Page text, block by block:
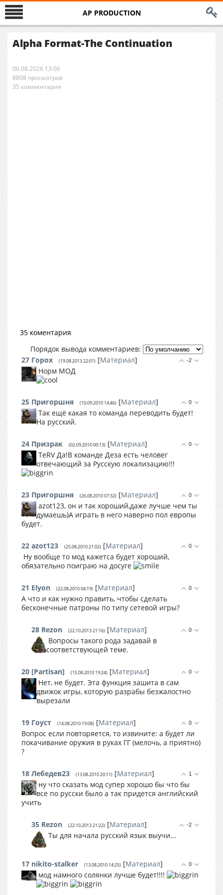
AP PRODUCTION
Alpha Format-The Continuation
06.08.2026 13:06
8808 просмотров
35 комментария
35 коментария
Порядок вывода комментариев:
-2
27 Горох (19.08.2013 22:01) [Материал]
Норм МОД
0
25 Пригоршня (10.09.2010 14:46) [Материал]
Так ещё какая то команда переводить будет!
На русский.
0
24 Призрак (02.09.2010 00:13) [Материал]
TeRV Да!В команде Деза есть человег
отвечающий за Русскую локализацию!!!
0
23 Пригоршня (26.08.2010 07:32) [Материал]
azot123, он и так хороший,даже лучше чем ты
думаешь)А играть в него наверно пол европы
будет.
0
22 azot123 (25.08.2010 21:02) [Материал]
Ну вообще то мод кажетса будет хороший,
обязательно поиграю на досуге
0
21 Elyon (22.08.2010 04:19) [Материал]
А что и как нужно править, чтобы сделать
бесконечные патроны по типу сетевой игры?
0
28 Rezon (22.10.2013 21:16) [Материал]
Вопросы такого рода задавай в
соответствующей теме.
0
20 [Partisan] (15.08.2010 19:24) [Материал]
Нет, не будет. Эта функция зашита в сам
движок игры, которую разрабы безжалостно
вырезали
0
19 Гоуст (14.08.2010 19:08) [Материал]
Вопрос если повторяется, то извините: а будет ли
покачивание оружия в руках ГГ (мелочь, а приятно)
?
1
18 Лебедев23 (13.08.2010 20:11) [Материал]
ну что сказать мод супер хорошо бы что бы
все по русски было а так придется английский
учить
-2
35 Rezon (22.10.2013 21:22) [Материал]
Ты для начала русский язык выучи...
0
17 nikito-stalker (13.08.2010 14:25) [Материал]
мод намного солянки лучше будет!!!!